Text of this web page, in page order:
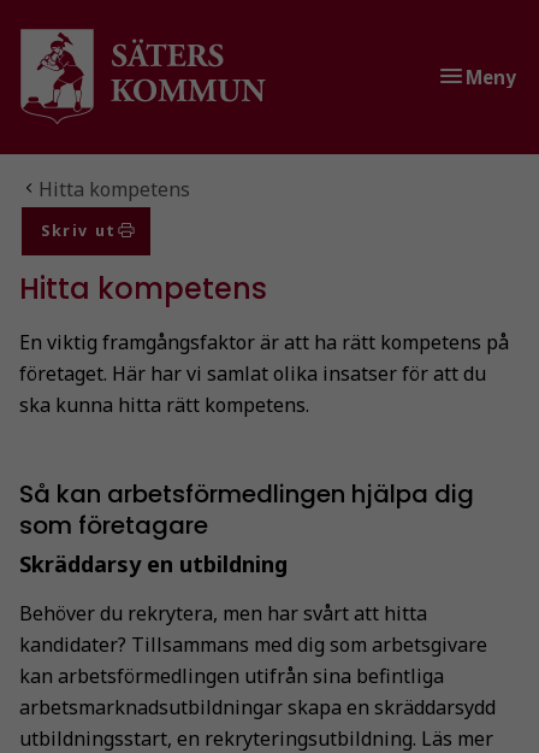
Gå till innehåll
Gå till huvudmeny
Gå till sidomeny
Meny
Du är här:
Hitta kompetens
Skriv ut
Hitta kompetens
En viktig framgångsfaktor är att ha rätt kompetens på
företaget. Här har vi samlat olika insatser för att du
ska kunna hitta rätt kompetens.
Så kan arbetsförmedlingen hjälpa dig
som företagare
Skräddarsy en utbildning
Behöver du rekrytera, men har svårt att hitta
kandidater? Tillsammans med dig som arbetsgivare
kan arbetsförmedlingen utifrån sina befintliga
arbetsmarknadsutbildningar skapa en skräddarsydd
utbildningsstart, en rekryteringsutbildning. Läs mer